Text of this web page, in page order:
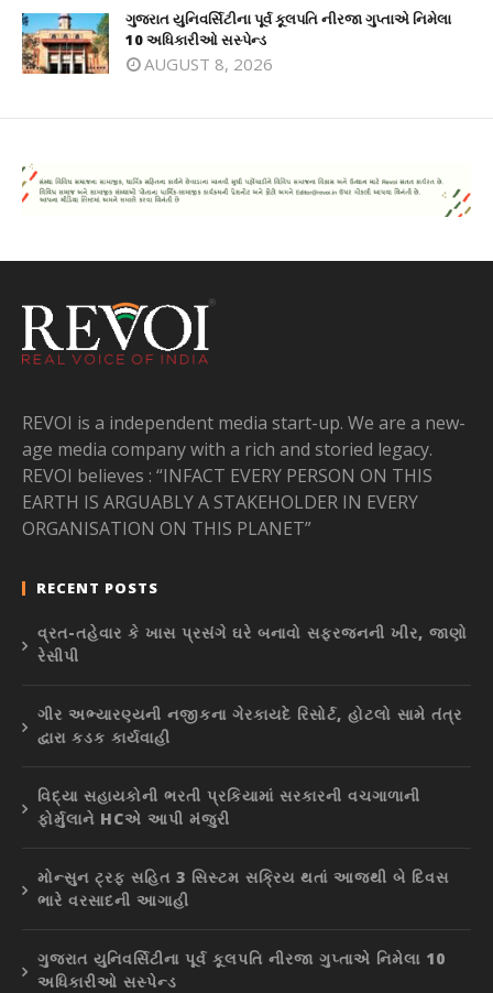
ગુજરાત યુનિવર્સિટીના પૂર્વ કૂલપતિ નીરજા ગુપ્તાએ નિમેલા
10 અધિકારીઓ સસ્પેન્ડ
AUGUST 8, 2026
REVOI is a independent media start-up. We are a new-
age media company with a rich and storied legacy.
REVOI believes : “INFACT EVERY PERSON ON THIS
EARTH IS ARGUABLY A STAKEHOLDER IN EVERY
ORGANISATION ON THIS PLANET”
RECENT POSTS
વ્રત-તહેવાર કે ખાસ પ્રસંગે ઘરે બનાવો સફરજનની ખીર, જાણો
રેસીપી
ગીર અભ્યારણ્યની નજીકના ગેરકાયદે રિસોર્ટ, હોટલો સામે તંત્ર
દ્વારા કડક કાર્યવાહી
વિદ્યા સહાયકોની ભરતી પ્રકિયામાં સરકારની વચગાળાની
ફોર્મુલાને HCએ આપી મંજુરી
મોન્સુન ટ્રફ સહિત 3 સિસ્ટમ સક્રિય થતાં આજથી બે દિવસ
ભારે વરસાદની આગાહી
ગુજરાત યુનિવર્સિટીના પૂર્વ કૂલપતિ નીરજા ગુપ્તાએ નિમેલા 10
અધિકારીઓ સસ્પેન્ડ